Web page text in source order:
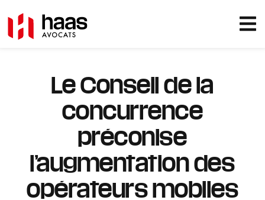
Le Conseil de la
concurrence
préconise
l’augmentation des
opérateurs mobiles